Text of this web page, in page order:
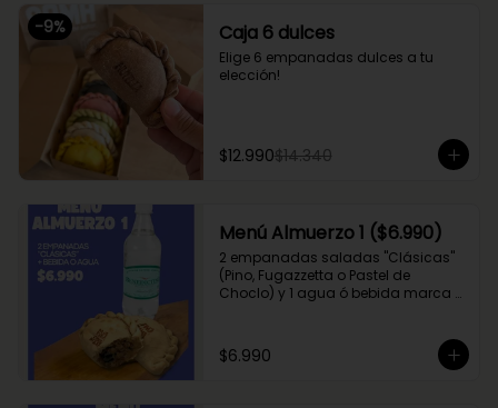
-9% Caja 6 dulces
Elige 6 empanadas dulces a tu
elección!
$12.990$14.340
Menú Almuerzo 1 ($6.990)
2 empanadas saladas "Clásicas"
(Pino, Fugazzetta o Pastel de
Choclo) y 1 agua ó bebida marca
$6.990